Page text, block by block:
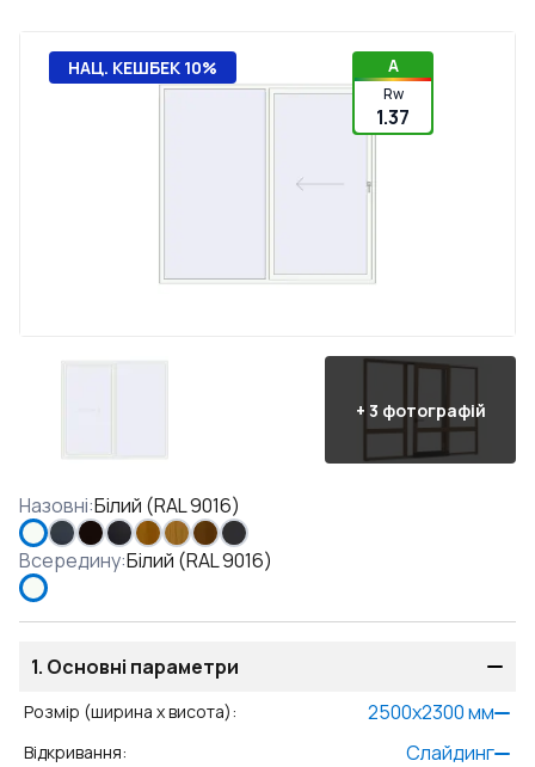
НАЦ. КЕШБЕК 10% A
Rw
1.37
+ 3 фотографій
Назовні:Білий (RAL 9016)
Всередину:Білий (RAL 9016)
1. Основні параметри
Розмір (ширина x висота): 2500x2300мм
Відкривання: Слайдинг